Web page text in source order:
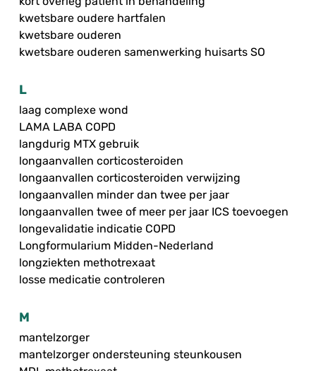
kwetsbare oudere hartfalen
kwetsbare ouderen
kwetsbare ouderen samenwerking huisarts SO
L
laag complexe wond
LAMA LABA COPD
langdurig MTX gebruik
longaanvallen corticosteroiden
longaanvallen corticosteroiden verwijzing
longaanvallen minder dan twee per jaar
longaanvallen twee of meer per jaar ICS toevoegen
longevalidatie indicatie COPD
Longformularium Midden-Nederland
longziekten methotrexaat
losse medicatie controleren
M
mantelzorger
mantelzorger ondersteuning steunkousen